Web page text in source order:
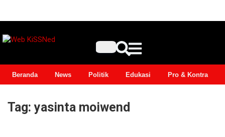
Beranda News Politik Edukasi Pro & Kontra
Tag:yasinta moiwend